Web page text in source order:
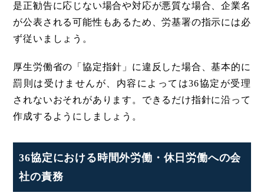
是正勧告に応じない場合や対応が悪質な場合、企業名
が公表される可能性もあるため、労基署の指示には必
ず従いましょう。
厚生労働省の「協定指針」に違反した場合、基本的に
罰則は受けませんが、内容によっては36協定が受理
されないおそれがあります。できるだけ指針に沿って
作成するようにしましょう。
36協定における時間外労働・休日労働への会
社の責務